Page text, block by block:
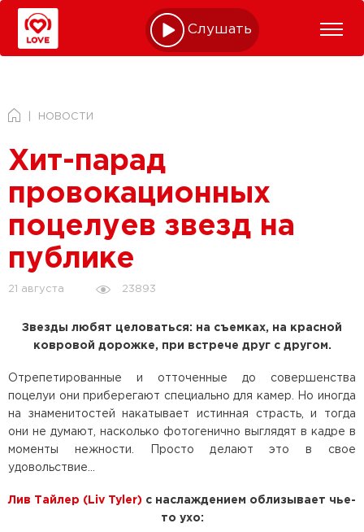
Слушать online
НОВОСТИ
Хит-парад
провокационных
поцелуев звезд на
публике
21 августа 23893
Звезды любят целоваться: на съемках, на красной
ковровой дорожке, при встрече друг с другом.
Отрепетированные и отточенные до совершенства
поцелуи они приберегают специально для камер. Но иногда
на знаменитостей накатывает истинная страсть, и тогда
они не думают, насколько фотогенично выглядят в кадре в
моменты нежности. Просто делают это в свое
удовольствие…
Лив Тайлер (Liv Tyler) с наслаждением облизывает чье-
то ухо: